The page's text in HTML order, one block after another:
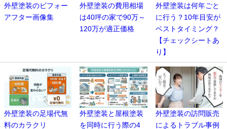
外壁塗装のビフォー
アフター画像集
外壁塗装の費用相場
は40坪の家で90万～
120万が適正価格
外壁塗装は何年ごと
に行う？10年目安が
ベストタイミング？
【チェックシートあ
り】
外壁塗装の足場代無
料のカラクリ
外壁塗装と屋根塗装
を同時に行う際の4
外壁塗装の訪問販売
によるトラブル事例